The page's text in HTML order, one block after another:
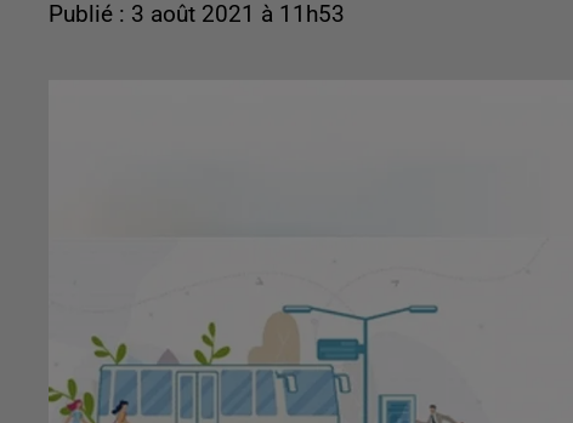
Publié : 3 août 2021 à 11h53